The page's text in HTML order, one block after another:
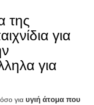
της
για
για
για υγιή άτομα που